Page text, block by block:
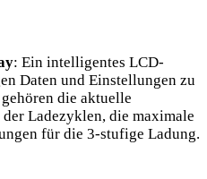
: Ein intelligentes ​LCD-
Daten ⁣und Einstellungen zu
die aktuelle
Ladezyklen, die maximale
für​ die 3-stufige Ladung.